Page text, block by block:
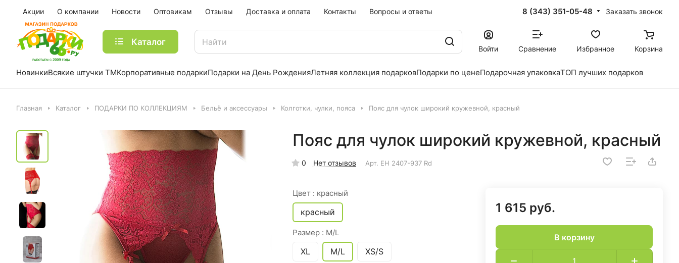
Акции О компании Новости Оптовикам Отзывы Доставка и оплата Контакты Вопросы и ответы 8 (343) 351-05-48 Заказать звонок
Каталог
Войти Сравнение Избранное Корзина
НовинкиВсякие штучки ТМКорпоративные подаркиПодарки на День РожденияЛетняя коллекция подарковПодарки по ценеПодарочная упаковкаТОП лучших подарков
Главная Каталог ПОДАРКИ ПО КОЛЛЕКЦИЯМ Бельё и аксессуары Колготки, чулки, пояса Пояс для чулок широкий кружевной, красный
Пояс для чулок широкий кружевной, красный
0 Нет отзывов Арт. EH 2407-937 Rd
Цвет : красный
красный
Размер : M/L
XL M/L XS/S
1 615 руб.
В корзину